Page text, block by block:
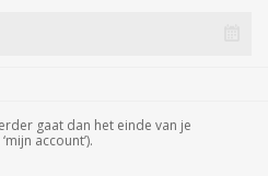
gaat dan het einde van je
account’).